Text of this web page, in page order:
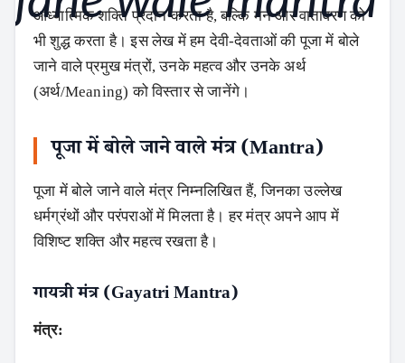
आध्यात्मिक शक्ति प्रदान करता है, बल्कि मन और वातावरण को
भी शुद्ध करता है। इस लेख में हम देवी-देवताओं की पूजा में बोले
जाने वाले प्रमुख मंत्रों, उनके महत्व और उनके अर्थ
(अर्थ/Meaning) को विस्तार से जानेंगे।
पूजा में बोले जाने वाले मंत्र (Mantra)
पूजा में बोले जाने वाले मंत्र निम्नलिखित हैं, जिनका उल्लेख
धर्मग्रंथों और परंपराओं में मिलता है। हर मंत्र अपने आप में
विशिष्ट शक्ति और महत्व रखता है।
गायत्री मंत्र (Gayatri Mantra)
मंत्र: